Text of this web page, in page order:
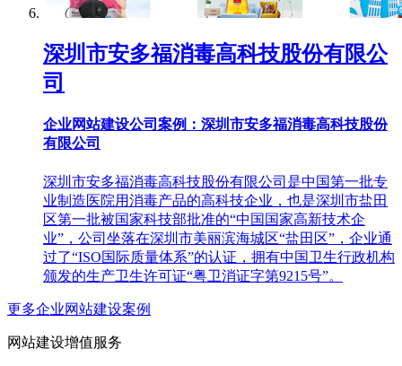
深圳市安多福消毒高科技股份有限公
司
企业网站建设公司案例：深圳市安多福消毒高科技股份
有限公司
深圳市安多福消毒高科技股份有限公司是中国第一批专
业制造医院用消毒产品的高科技企业，也是深圳市盐田
区第一批被国家科技部批准的“中国国家高新技术企
业”，公司坐落在深圳市美丽滨海城区“盐田区”，企业通
过了“ISO国际质量体系”的认证，拥有中国卫生行政机构
颁发的生产卫生许可证“粤卫消证字第9215号”。
更多企业网站建设案例
网站建设增值服务